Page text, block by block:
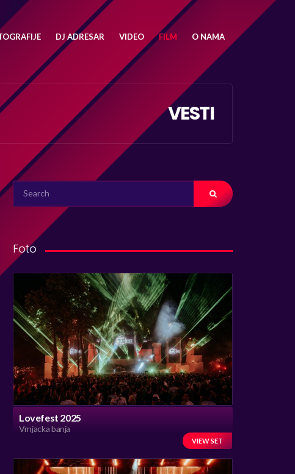
DJ ADRESAR VIDEO FILM O NAMA
VESTI
SEARCH
FOR:
Foto
Lovefest 2025
Vrnjacka banja
VIEW SET